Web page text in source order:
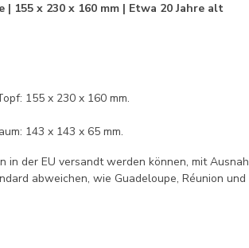
| 155 x 230 x 160 mm | Etwa 20 Jahre alt
155 x 230 x 160 mm.
143 x 143 x 65 mm.
in der EU versandt werden können, mit
abweichen, wie Guadeloupe, Réunion und